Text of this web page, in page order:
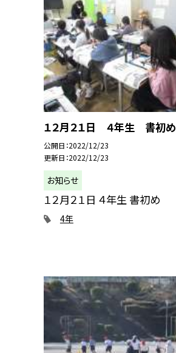
１２月２１日 ４年生 書初め
公開日 2022/12/23
更新日 2022/12/23
お知らせ
１２月２１日 ４年生 書初め
4年